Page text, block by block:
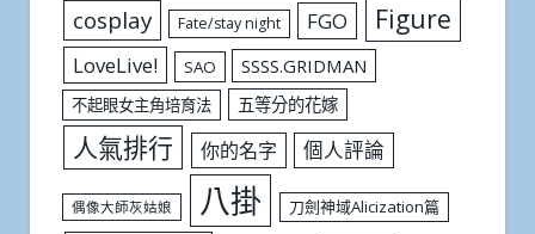
cosplay Fate/stay night FGO Figure
LoveLive! SAO SSSS.GRIDMAN
不起眼女主角培育法 五等分的花嫁
人氣排行 你的名字 個人評論
偶像大師灰姑娘 八掛 刀劍神域Alicization篇